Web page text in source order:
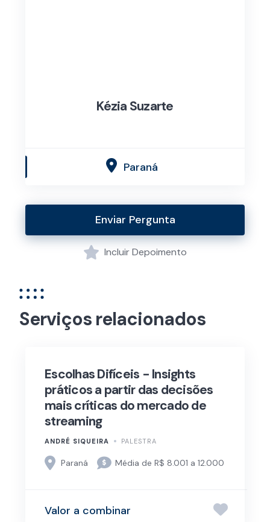
Kézia Suzarte
Paraná
Enviar Pergunta
Incluir Depoimento
Serviços relacionados
Escolhas Difíceis - Insights
práticos a partir das decisões
mais críticas do mercado de
streaming
ANDRÉ SIQUEIRA PALESTRA
Paraná Média de R$ 8.001 a 12.000
Valor a combinar